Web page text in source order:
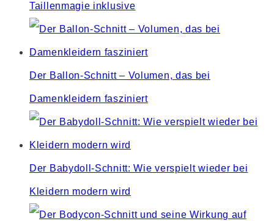
Taillenmagie inklusive
Der Ballon-Schnitt – Volumen, das bei
Damenkleidern fasziniert
Der Babydoll-Schnitt: Wie verspielt wieder bei
Kleidern modern wird